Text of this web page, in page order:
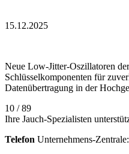
15.12.2025
Neue Low-Jitter-Oszillatoren
Schlüsselkomponenten für
Datenübertragung in der
10 / 89
Ihre Jauch-Spezialisten
Telefon Unternehmens-Zentrale: